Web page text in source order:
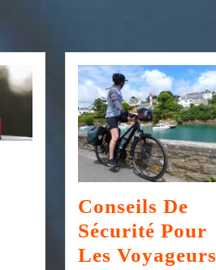
Conseils De
Sécurité Pour
Les Voyageurs